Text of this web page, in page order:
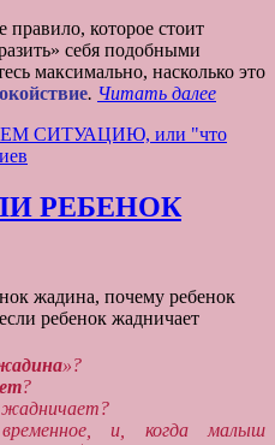
правило, которое стоит
себя подобными
максимально, насколько это
. Читать далееЧТО
ЕСЛИ
СИТУАЦИЮ, или "что
ЧТО
ДЕЛАТЬ,
ИСТЕРИКА?
РЕБЕНОК
»?
?
жадничает?
и, когда малыш